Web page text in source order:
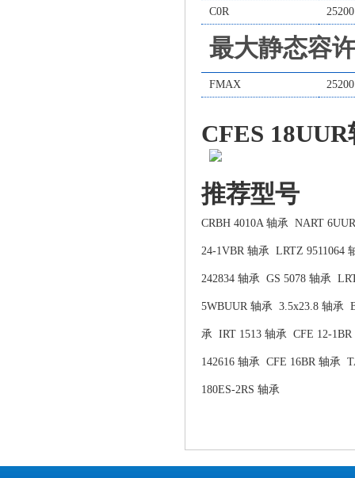
C0R 25200
最大静态容
FMAX 25200
CFES
推荐型号
CRBH 4010A 轴承 NART
24-1VBR 轴承 LRTZ 9511064
242834 轴承 GS 5078 轴承
5WBUUR 轴承 3.5x23.8 轴承
承 IRT 1513 轴承 CFE 12-
142616 轴承 CFE 16BR 轴承
180ES-2RS 轴承